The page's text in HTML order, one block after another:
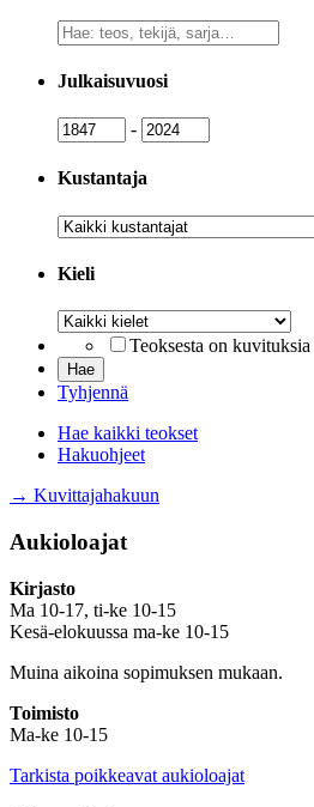
Vapaa
sanahaku
Julkaisuvuosi
Julkaisuvuosi
- Julkaisuvuosi
Kustantaja
Kustantaja
Kieli
Kieli
Teoksesta on kuvituksia
Tyhjennä
Hae kaikki teokset
Hakuohjeet
→ Kuvittajahakuun
Aukioloajat
Kirjasto
Ma 10-17, ti-ke 10-15
Kesä-elokuussa ma-ke 10-15
Muina aikoina sopimuksen mukaan.
Toimisto
Ma-ke 10-15
Tarkista poikkeavat aukioloajat